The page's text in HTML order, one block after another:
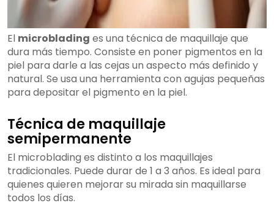
El microblading es una técnica de maquillaje que
dura más tiempo. Consiste en poner pigmentos en la
piel para darle a las cejas un aspecto más definido y
natural. Se usa una herramienta con agujas pequeñas
para depositar el pigmento en la piel.
Técnica de maquillaje
semipermanente
El microblading es distinto a los maquillajes
tradicionales. Puede durar de 1 a 3 años. Es ideal para
quienes quieren mejorar su mirada sin maquillarse
todos los días.